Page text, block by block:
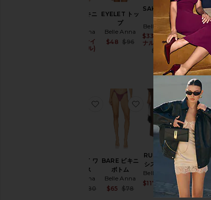
AIME ビキニ
Belle Anna
Sale price:
$13 (ファイ
ナルセール)
EYELET トッ
プ
Belle Anna
Sale price:
$48
Previous price:
$96
SAKINA ト
ップ
Belle Anna
Sale price:
$33 (ファイ
ナルセール)
Previous
$132
ビキニボ
トム
Anna
$18 (フ
ァイナル
セール)
$78
MARGOT ワ
ンピース
Belle Anna
Sale price:
$180
お気に入りMARGOT ワンピース
BARE ビキニ
ボトム
Belle Anna
Sale price:
$65
Previous price:
$78
お気に入りBARE ビ
RUMI マキ
シスカート
Belle Anna
Sale price:
$117
Previous
$180
お気に入
MARIS
ワイドト
ライアン
グルビキ
ニトップ
Belle
Anna